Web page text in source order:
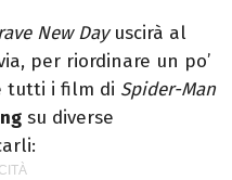
New Dayuscirà al
per riordinare un po’
tutti i film di Spider-Man
su diverse